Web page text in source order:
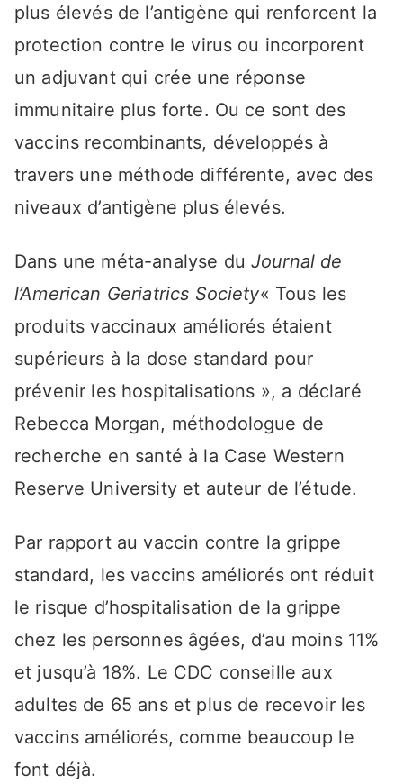
plus élevés de l’antigène qui renforcent la
protection contre le virus ou incorporent
un adjuvant qui crée une réponse
immunitaire plus forte. Ou ce sont des
vaccins recombinants, développés à
travers une méthode différente, avec des
niveaux d’antigène plus élevés.
Dans une méta-analyse du Journal de
l’American Geriatrics Society« Tous les
produits vaccinaux améliorés étaient
supérieurs à la dose standard pour
prévenir les hospitalisations », a déclaré
Rebecca Morgan, méthodologue de
recherche en santé à la Case Western
Reserve University et auteur de l’étude.
Par rapport au vaccin contre la grippe
standard, les vaccins améliorés ont réduit
le risque d’hospitalisation de la grippe
chez les personnes âgées, d’au moins 11%
et jusqu’à 18%. Le CDC conseille aux
adultes de 65 ans et plus de recevoir les
vaccins améliorés, comme beaucoup le
font déjà.